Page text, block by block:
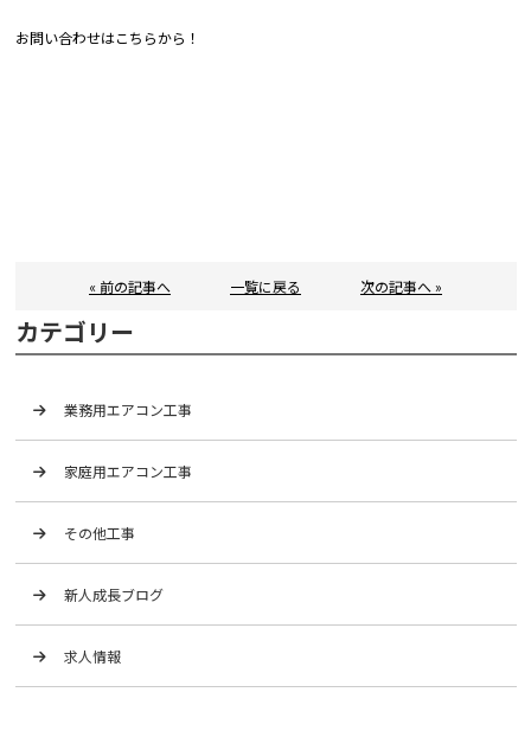
お問い合わせはこちらから！
« 前の記事へ 一覧に戻る 次の記事へ »
カテゴリー
業務用エアコン工事
家庭用エアコン工事
その他工事
新人成長ブログ
求人情報